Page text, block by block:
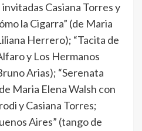
Casiana Torres y
la Cigarra” (de Maria
Herrero); “Tacita de
y Los Hermanos
Arias); “Serenata
Maria Elena Walsh con
y Casiana Torres;
Aires” (tango de